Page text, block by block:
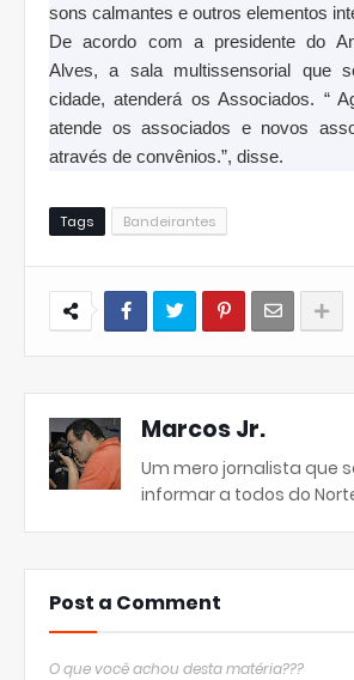
sons calmantes e outros elementos
De acordo com a presidente do
Alves, a sala multissensorial que
cidade, atenderá os Associados. “
atende os associados e novos
através de convênios.”, disse.
Tags Bandeirantes
Marcos Jr.
Um mero jornalista que
informar a todos do
Post a Comment
O que você achou desta matéria???